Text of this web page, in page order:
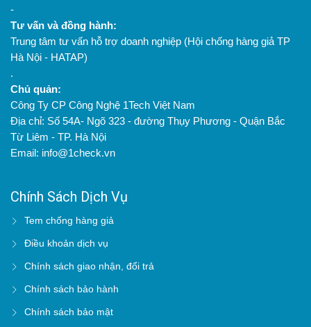
-
Tư vấn và đồng hành:
Trung tâm tư vấn hỗ trợ doanh nghiệp (Hội chống hàng giả TP
Hà Nội - HATAP)
.
Chủ quản:
Công Ty CP Công Nghệ 1Tech Việt Nam
Địa chỉ: Số 54A- Ngõ 323 - đường Thụy Phương - Quận Bắc
Từ Liêm - TP. Hà Nội
Email: info@1check.vn
Chính Sách Dịch Vụ
Tem chống hàng giả
Điều khoản dịch vụ
Chính sách giao nhận, đổi trả
Chính sách bảo hành
Chính sách bảo mật